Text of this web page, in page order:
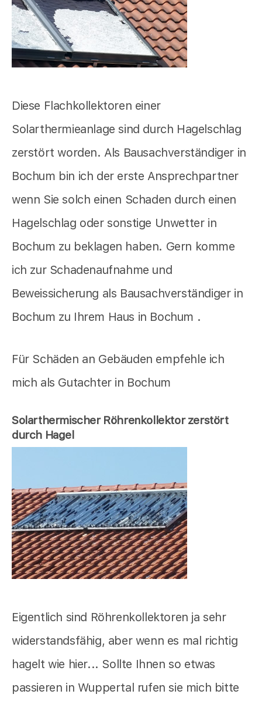
Diese Flachkollektoren einer
Solarthermieanlage sind durch Hagelschlag
zerstört worden. Als Bausachverständiger in
Bochum bin ich der erste Ansprechpartner
wenn Sie solch einen Schaden durch einen
Hagelschlag oder sonstige Unwetter in
Bochum zu beklagen haben. Gern komme
ich zur Schadenaufnahme und
Beweissicherung als Bausachverständiger in
Bochum zu Ihrem Haus in Bochum .
Für Schäden an Gebäuden empfehle ich
mich als Gutachter in Bochum
Solarthermischer Röhrenkollektor zerstört
durch Hagel
Eigentlich sind Röhrenkollektoren ja sehr
widerstandsfähig, aber wenn es mal richtig
hagelt wie hier... Sollte Ihnen so etwas
passieren in Wuppertal rufen sie mich bitte